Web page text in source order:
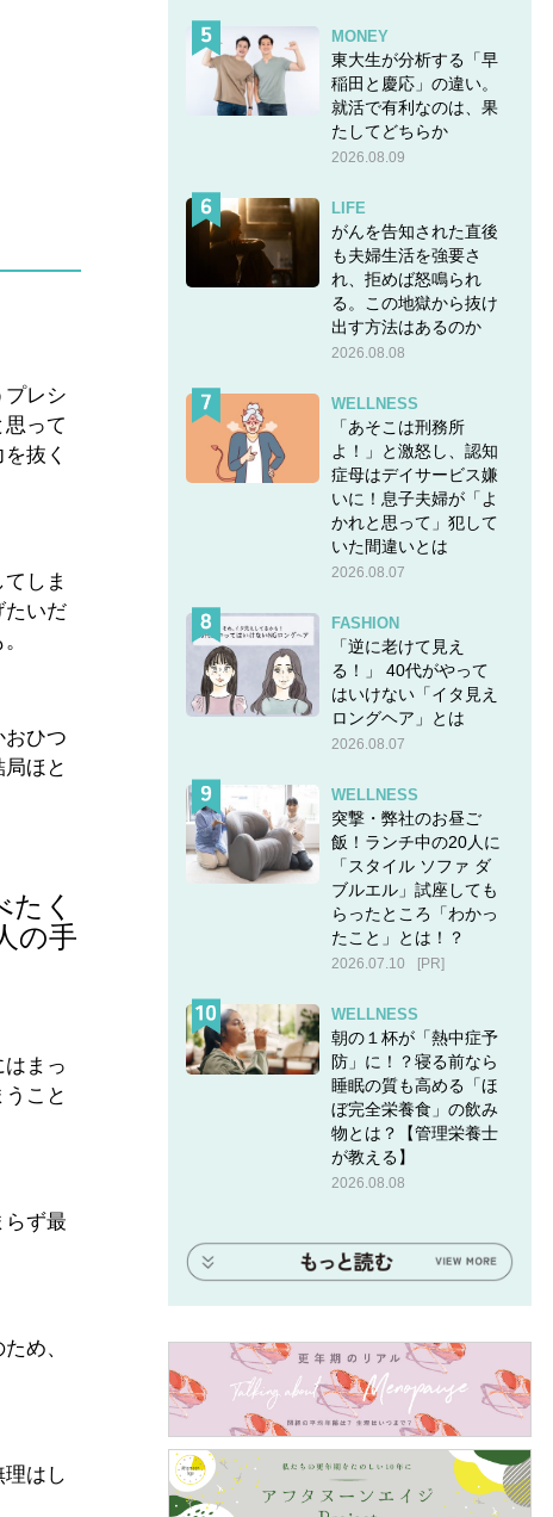
レシ
って
抜く
しま
たいだ
おひつ
ほと
く
の手
まっ
こと
らず最
め、
はし
MONEY
東大生が分析する「早
稲田と慶応」の違い。
就活で有利なのは、果
たしてどちらか
2026.08.09
LIFE
がんを告知された直後
も夫婦生活を強要さ
れ、拒めば怒鳴られ
る。この地獄から抜け
出す方法はあるのか
2026.08.08
WELLNESS
「あそこは刑務所
よ！」と激怒し、認知
症母はデイサービス嫌
いに！息子夫婦が「よ
かれと思って」犯して
いた間違いとは
2026.08.07
FASHION
「逆に老けて見え
る！」 40代がやって
はいけない「イタ見え
ロングヘア」とは
2026.08.07
WELLNESS
突撃・弊社のお昼ご
飯！ランチ中の20人に
「スタイル ソファ ダ
ブルエル」試座しても
らったところ「わかっ
たこと」とは！？
2026.07.10 [PR]
WELLNESS
朝の１杯が「熱中症予
防」に！？寝る前なら
睡眠の質も高める「ほ
ぼ完全栄養食」の飲み
物とは？【管理栄養士
が教える】
2026.08.08